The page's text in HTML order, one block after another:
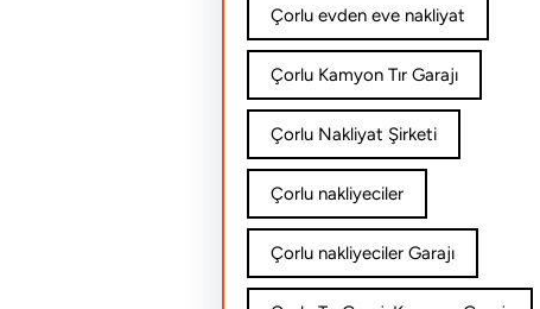
Çorlu evden eve nakliyat
Çorlu Kamyon Tır Garajı
Çorlu Nakliyat Şirketi
Çorlu nakliyeciler
Çorlu nakliyeciler Garajı